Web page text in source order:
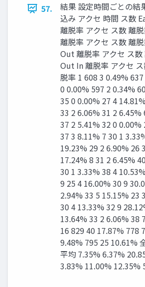
57.
結果 設定時間ごとの結
込み アクセ 時間 ス数
離脱率 アクセ ス数 離
離脱率 アクセ ス数 離
Out 離脱率 アクセ ス数
Out In 離脱率 アクセ
脱率 1 608 3 0.49%
0 0.00% 597 2 0.34%
35 0 0.00% 27 4
33 2 6.06% 31 2 6.45%
37 2 5.41% 32 0 0.00%
37 3 8.11% 7 30 1
19.23% 29 2 6.90% 26
17.24% 8 31 2 6.45%
30 1 3.33% 38 4
9 25 4 16.00% 30 9
2.94% 33 5 15.15% 23
30 4 13.33% 32 9
13.64% 33 2 6.06% 38
16 829 40 17.87% 778
9.48% 795 25 10.61%
平均 7.35% 6.37%
3.83% 11.00% 12.35%